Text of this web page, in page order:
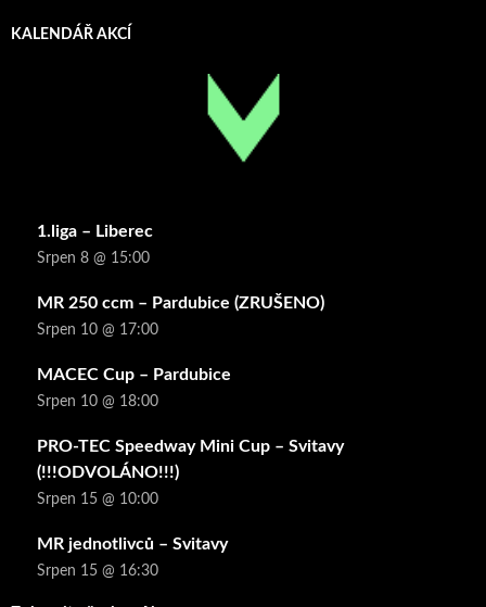
KALENDÁŘ AKCÍ
1.liga – Liberec
Srpen 8 @ 15:00
MR 250 ccm – Pardubice (ZRUŠENO)
Srpen 10 @ 17:00
MACEC Cup – Pardubice
Srpen 10 @ 18:00
PRO-TEC Speedway Mini Cup – Svitavy
(!!!ODVOLÁNO!!!)
Srpen 15 @ 10:00
MR jednotlivců – Svitavy
Srpen 15 @ 16:30